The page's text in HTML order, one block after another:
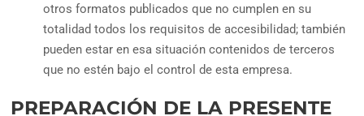
otros formatos publicados que no cumplen en su
totalidad todos los requisitos de accesibilidad; también
pueden estar en esa situación contenidos de terceros
que no estén bajo el control de esta empresa.
PREPARACIÓN DE LA PRESENTE